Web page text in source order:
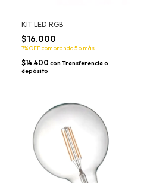
KIT LED RGB
$16.000
7% OFFcomprando 5 o más
$14.400 con Transferencia o
depósito